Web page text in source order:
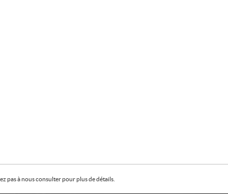
pas à nous consulter pour plus de détails.